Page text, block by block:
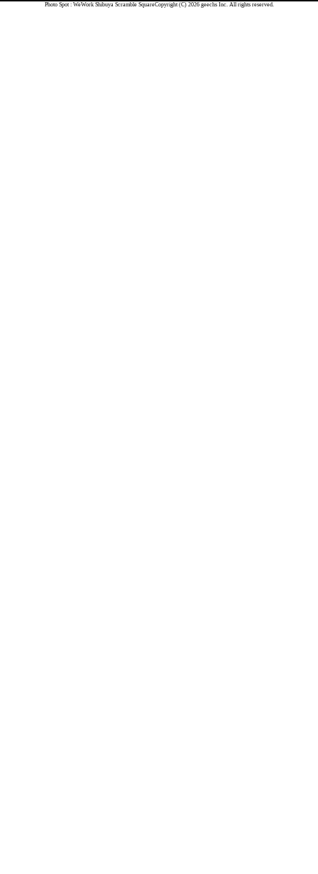
Photo Spot : WeWork Shibuya Scramble SquareCopyright (C) 2026 geechs Inc. All rights reserved.